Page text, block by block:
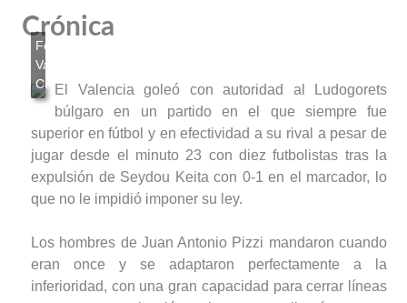
Crónica
El Valencia goleó con autoridad al Ludogorets
búlgaro en un partido en el que siempre fue
superior en fútbol y en efectividad a su rival a pesar de
jugar desde el minuto 23 con diez futbolistas tras la
expulsión de Seydou Keita con 0-1 en el marcador, lo
que no le impidió imponer su ley.
Los hombres de Juan Antonio Pizzi mandaron cuando
eran once y se adaptaron perfectamente a la
inferioridad, con una gran capacidad para cerrar líneas